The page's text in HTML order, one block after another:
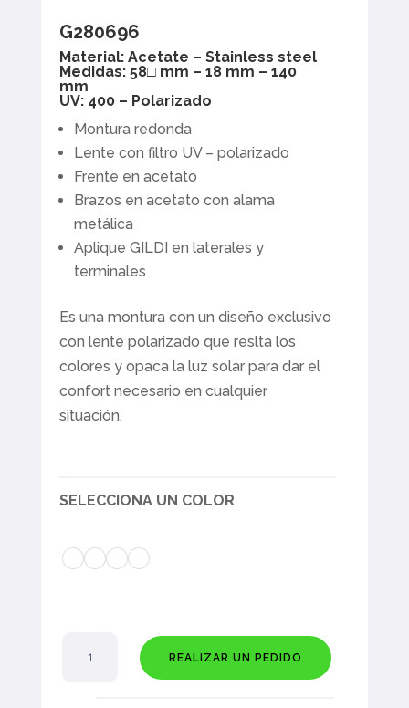
G280696
Material: Acetate – Stainless steel
Medidas: 58□ mm – 18 mm – 140
mm
UV: 400 – Polarizado
Montura redonda
Lente con filtro UV – polarizado
Frente en acetato
Brazos en acetato con alama
metálica
Aplique GILDI en laterales y
terminales
Es una montura con un diseño exclusivo
con lente polarizado que reslta los
colores y opaca la luz solar para dar el
confort necesario en cualquier
situación.
SELECCIONA UN COLOR
REALIZAR UN PEDIDO